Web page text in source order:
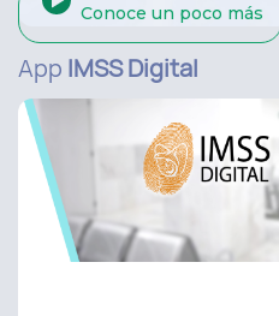
Conoce un poco más
App IMSS Digital